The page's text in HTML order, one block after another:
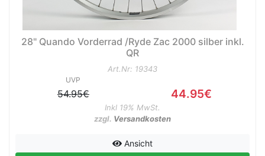
28" Quando Vorderrad /Ryde Zac 2000 silber inkl.
QR
Art.Nr: 19343
UVP
54.95€ 44.95€
Inkl 19% MwSt.
zzgl. Versandkosten
Ansicht